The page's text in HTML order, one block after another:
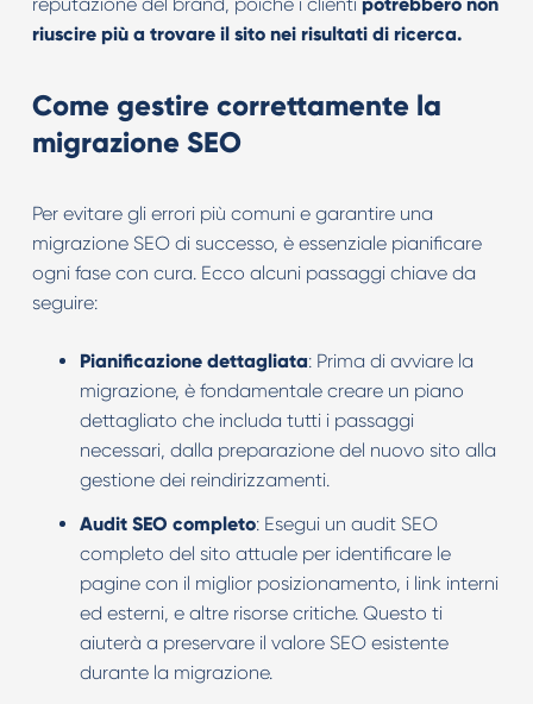
riuscire più a trovare il sito nei risultati di ricerca.
Come gestire correttamente la
migrazione SEO
Per evitare gli errori più comuni e garantire una
migrazione SEO di successo, è essenziale pianificare
ogni fase con cura. Ecco alcuni passaggi chiave da
seguire:
Pianificazione dettagliata: Prima di avviare la
migrazione, è fondamentale creare un piano
dettagliato che includa tutti i passaggi
necessari, dalla preparazione del nuovo sito alla
gestione dei reindirizzamenti.
Audit SEO completo: Esegui un audit SEO
completo del sito attuale per identificare le
pagine con il miglior posizionamento, i link interni
ed esterni, e altre risorse critiche. Questo ti
aiuterà a preservare il valore SEO esistente
durante la migrazione.